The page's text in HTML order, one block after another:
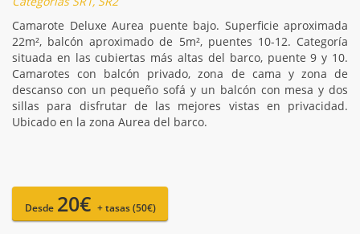
Camarote Deluxe Aurea puente bajo. Superficie aproximada
22m², balcón aproximado de 5m², puentes 10-12. Categoría
situada en las cubiertas más altas del barco, puente 9 y 10.
Camarotes con balcón privado, zona de cama y zona de
descanso con un pequeño sofá y un balcón con mesa y dos
sillas para disfrutar de las mejores vistas en privacidad.
Ubicado en la zona Aurea del barco.
Desde 20€ + tasas (50€)